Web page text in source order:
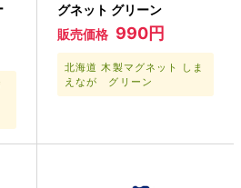
グネット グリーン
販売価格 990円
北海道 木製マグネット しま
えなが グリーン